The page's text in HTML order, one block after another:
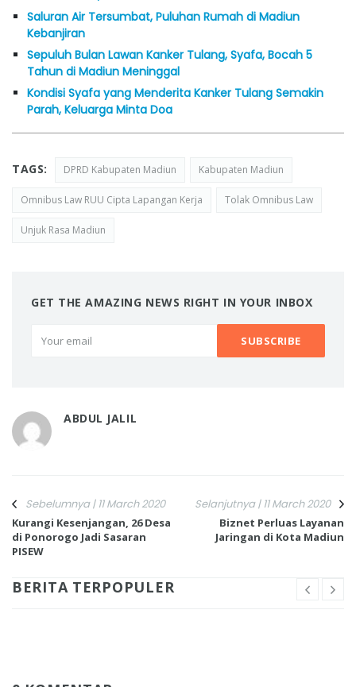
Saluran Air Tersumbat, Puluhan Rumah di Madiun
Kebanjiran
Sepuluh Bulan Lawan Kanker Tulang, Syafa, Bocah 5
Tahun di Madiun Meninggal
Kondisi Syafa yang Menderita Kanker Tulang Semakin
Parah, Keluarga Minta Doa
TAGS: DPRD Kabupaten Madiun Kabupaten Madiun
Omnibus Law RUU Cipta Lapangan Kerja Tolak Omnibus Law
Unjuk Rasa Madiun
GET THE AMAZING NEWS RIGHT IN YOUR INBOX
ABDUL JALIL
Sebelumnya | 11 March 2020
Kurangi Kesenjangan, 26 Desa
di Ponorogo Jadi Sasaran
PISEW
Selanjutnya | 11 March 2020
Biznet Perluas Layanan
Jaringan di Kota Madiun
BERITA TERPOPULER